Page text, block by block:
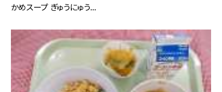
かめスープ ぎゅうにゅう...